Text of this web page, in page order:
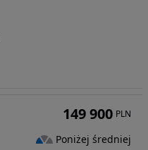
149 900 PLN
Poniżej średniej